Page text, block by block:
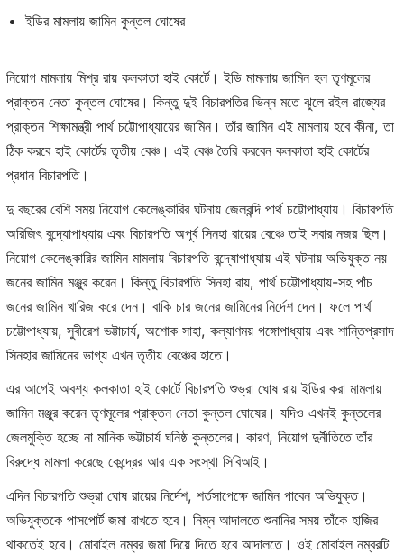
ইডির মামলায় জামিন কুন্তল ঘোষের
নিয়োগ মামলায় মিশ্র রায় কলকাতা হাই কোর্টে। ইডি মামলায় জামিন হল তৃণমূলের
প্রাক্তন নেতা কুন্তল ঘোষের। কিন্তু দুই বিচারপতির ভিন্ন মতে ঝুলে রইল রাজ্যের
প্রাক্তন শিক্ষামন্ত্রী পার্থ চট্টোপাধ্যায়ের জামিন। তাঁর জামিন এই মামলায় হবে কীনা, তা
ঠিক করবে হাই কোর্টের তৃতীয় বেঞ্চ। এই বেঞ্চ তৈরি করবেন কলকাতা হাই কোর্টের
প্রধান বিচারপতি।
দু বছরের বেশি সময় নিয়োগ কেলেঙ্কারির ঘটনায় জেলবন্দি পার্থ চট্টোপাধ্যায়। বিচারপতি
অরিজিৎ বন্দ্যোপাধ্যায় এবং বিচারপতি অপূর্ব সিনহা রায়ের বেঞ্চে তাই সবার নজর ছিল।
নিয়োগ কেলেঙ্কারির জামিন মামলায় বিচারপতি বন্দ্যোপাধ্যায় এই ঘটনায় অভিযুক্ত নয়
জনের জামিন মঞ্জুর করেন। কিন্তু বিচারপতি সিনহা রায়, পার্থ চট্টোপাধ্যায়-সহ পাঁচ
জনের জামিন খারিজ করে দেন। বাকি চার জনের জামিনের নির্দেশ দেন। ফলে পার্থ
চট্টোপাধ্যায়, সুবীরেশ ভট্টাচার্য, অশোক সাহা, কল্যাণময় গঙ্গোপাধ্যায় এবং শান্তিপ্রসাদ
সিনহার জামিনের ভাগ্য এখন তৃতীয় বেঞ্চের হাতে।
এর আগেই অবশ্য কলকাতা হাই কোর্টে বিচারপতি শুভ্রা ঘোষ রায় ইডির করা মামলায়
জামিন মঞ্জুর করেন তৃণমূলের প্রাক্তন নেতা কুন্তল ঘোষের। যদিও এখনই কুন্তলের
জেলমুক্তি হচ্ছে না মানিক ভট্টাচার্য ঘনিষ্ঠ কুন্তলের। কারণ, নিয়োগ দুর্নীতিতে তাঁর
বিরুদ্ধে মামলা করেছে কেন্দ্রের আর এক সংস্থা সিবিআই।
এদিন বিচারপতি শুভ্রা ঘোষ রায়ের নির্দেশ, শর্তসাপেক্ষে জামিন পাবেন অভিযুক্ত।
অভিযুক্তকে পাসপোর্ট জমা রাখতে হবে। নিম্ন আদালতে শুনানির সময় তাঁকে হাজির
থাকতেই হবে। মোবাইল নম্বর জমা দিয়ে দিতে হবে আদালতে। ওই মোবাইল নম্বরটি